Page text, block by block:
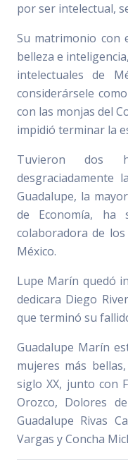
por ser intelectual,
Su matrimonio con
belleza e
intelectuales de
considerársele
con las monjas del
impidió terminar la
Tuvieron dos
desgraciadamente
Guadalupe, la
de Economía, ha
colaboradora de
México.
Lupe Marín quedó
dedicara Diego
que terminó su
Guadalupe Marín
mujeres más
siglo XX, junto con
Orozco, Dolores
Guadalupe Rivas
Vargas y Concha